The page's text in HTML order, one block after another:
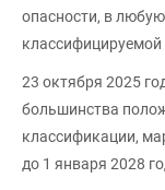
опасности, в
классифицируемой
23 октября 2025
большинства
классификации,
до 1 января 2028